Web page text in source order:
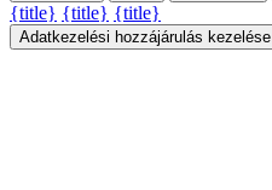
{title} {title} {title}
Adatkezelési hozzájárulás kezelése